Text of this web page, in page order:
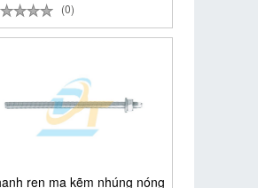
(0)
ren mạ kẽm nhúng nóng